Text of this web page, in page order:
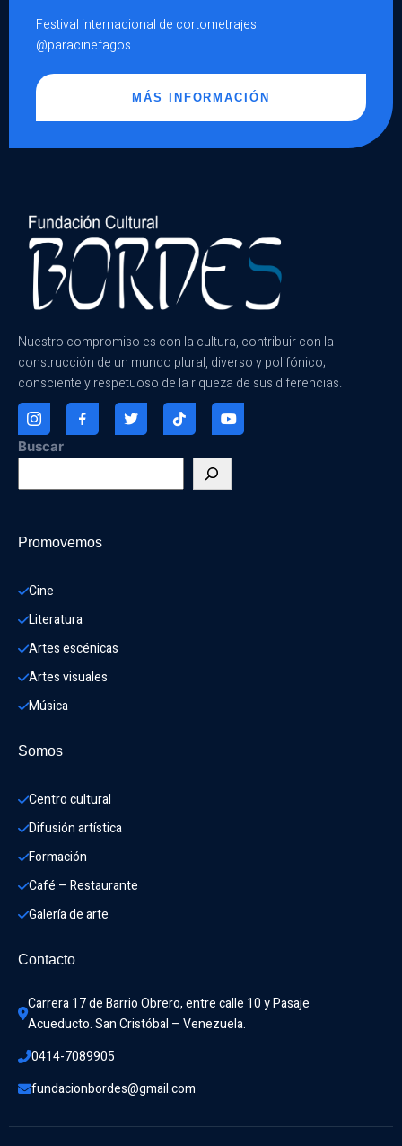
Festival internacional de cortometrajes
@paracinefagos
MÁS INFORMACIÓN
Nuestro compromiso es con la cultura, contribuir con la
construcción de un mundo plural, diverso y polifónico;
consciente y respetuoso de la riqueza de sus diferencias.
Buscar
Promovemos
Cine
Literatura
Artes escénicas
Artes visuales
Música
Somos
Centro cultural
Difusión artística
Formación
Café – Restaurante
Galería de arte
Contacto
Carrera 17 de Barrio Obrero, entre calle 10 y Pasaje
Acueducto. San Cristóbal – Venezuela.
0414-7089905
fundacionbordes@gmail.com